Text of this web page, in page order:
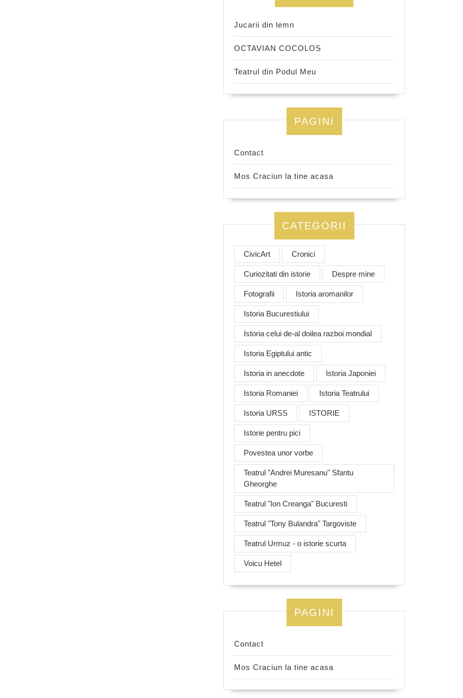
Jucarii din lemn
OCTAVIAN COCOLOS
Teatrul din Podul Meu
PAGINI
Contact
Mos Craciun la tine acasa
CATEGORII
CivicArt Cronici
Curiozitati din istorie Despre mine
Fotografii Istoria aromanilor
Istoria Bucurestiului
Istoria celui de-al doilea razboi mondial
Istoria Egiptului antic
Istoria in anecdote Istoria Japoniei
Istoria Romaniei Istoria Teatrului
Istoria URSS ISTORIE
Istorie pentru pici
Povestea unor vorbe
Teatrul "Andrei Muresanu" Sfantu
Gheorghe
Teatrul "Ion Creanga" Bucuresti
Teatrul "Tony Bulandra" Targoviste
Teatrul Urmuz - o istorie scurta
Voicu Hetel
PAGINI
Contact
Mos Craciun la tine acasa